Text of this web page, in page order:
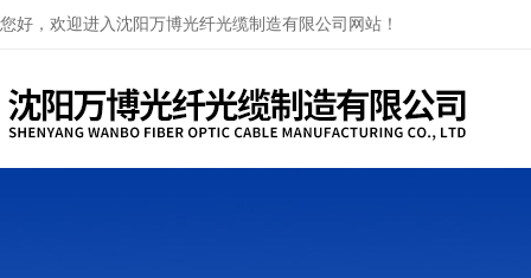
您好，欢迎进入沈阳万博光纤光缆制造有限公司网站！